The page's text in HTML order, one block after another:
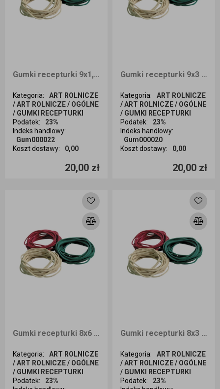
Gumki recepturki 9x1,5 1kg
Kategoria:
ART ROLNICZE
/ ART ROLNICZE / OGÓLNE
/ GUMKI RECEPTURKI
Podatek:
23%
Indeks handlowy:
Gum000022
Koszt dostawy: 0,00
20,00 zł
Jednostka
Ilość sztuk
Gumki recepturki 9x3 1kg
Kategoria:
ART ROLNICZE
/ ART ROLNICZE / OGÓLNE
/ GUMKI RECEPTURKI
Podatek:
23%
Indeks handlowy:
Gum000020
Koszt dostawy: 0,00
20,00 zł
Ilość sztuk
Gumki recepturki 8x6 1kg
Kategoria:
ART ROLNICZE
/ ART ROLNICZE / OGÓLNE
/ GUMKI RECEPTURKI
Podatek:
23%
Gumki recepturki 8x3 1kg
Kategoria:
ART ROLNICZE
/ ART ROLNICZE / OGÓLNE
/ GUMKI RECEPTURKI
Podatek:
23%